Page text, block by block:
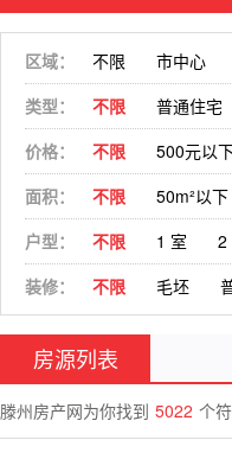
区域： 不限 市中心
类型：
不限 普通住宅
价格：
不限 500元以
面积：
不限 50m²以下
户型：
不限 1 室 2
装修：
不限 毛坯
房源列表
滕州房产网为你找到 5022 个